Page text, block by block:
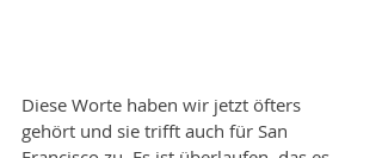
Diese Worte haben wir jetzt öfters
gehört und sie trifft auch für San